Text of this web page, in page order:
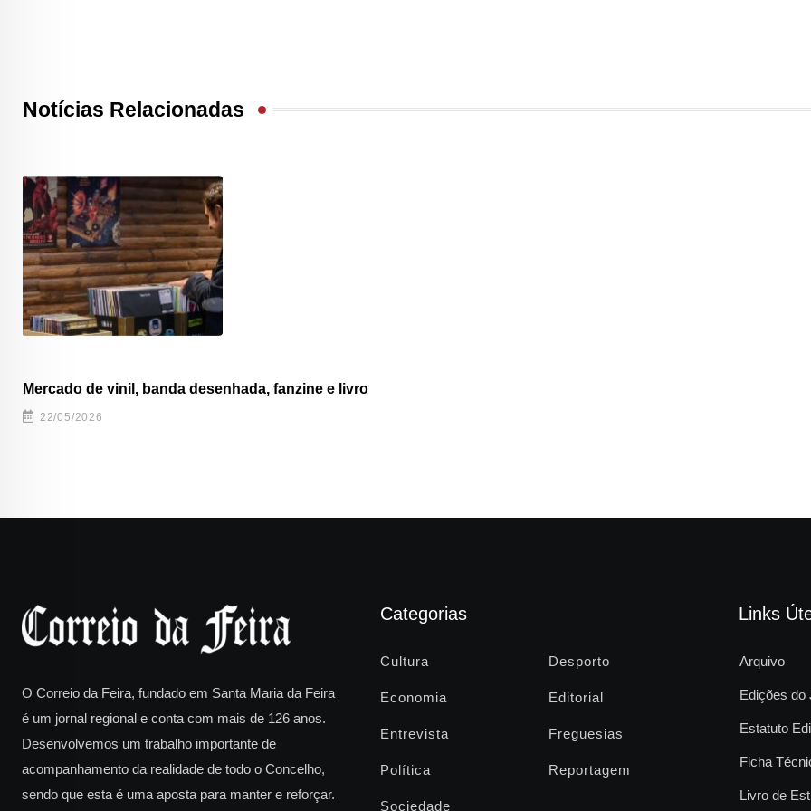
Notícias Relacionadas
Mercado de vinil, banda desenhada, fanzine e livro
22/05/2026
O Correio da Feira, fundado em Santa Maria da Feira
é um jornal regional e conta com mais de 126 anos.
Desenvolvemos um trabalho importante de
acompanhamento da realidade de todo o Concelho,
sendo que esta é uma aposta para manter e reforçar.
Categorias
Cultura Desporto
Economia Editorial
Entrevista Freguesias
Política Reportagem
Sociedade
Links
Arquivo
Edições do
Estatuto
Ficha
Livro de